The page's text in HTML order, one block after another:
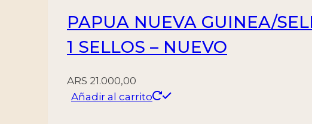
PAPUA NUEVA GUINEA/
1 SELLOS – NUEVO
ARS 21.000,00
Añadir al carrito